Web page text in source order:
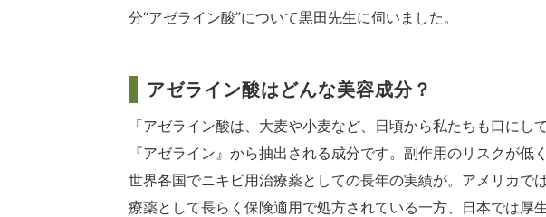
分“アゼライン酸”について黒田先生に伺いました。
アゼライン酸はどんな美容成分？
「アゼライン酸は、大麦や小麦など、日頃から私たちも口にし
『アゼライン』から抽出される成分です。副作用のリスクが低
世界各国でニキビ用治療薬としての長年の実績が。アメリカで
療薬として長らく保険適用で処方されている一方、日本では厚